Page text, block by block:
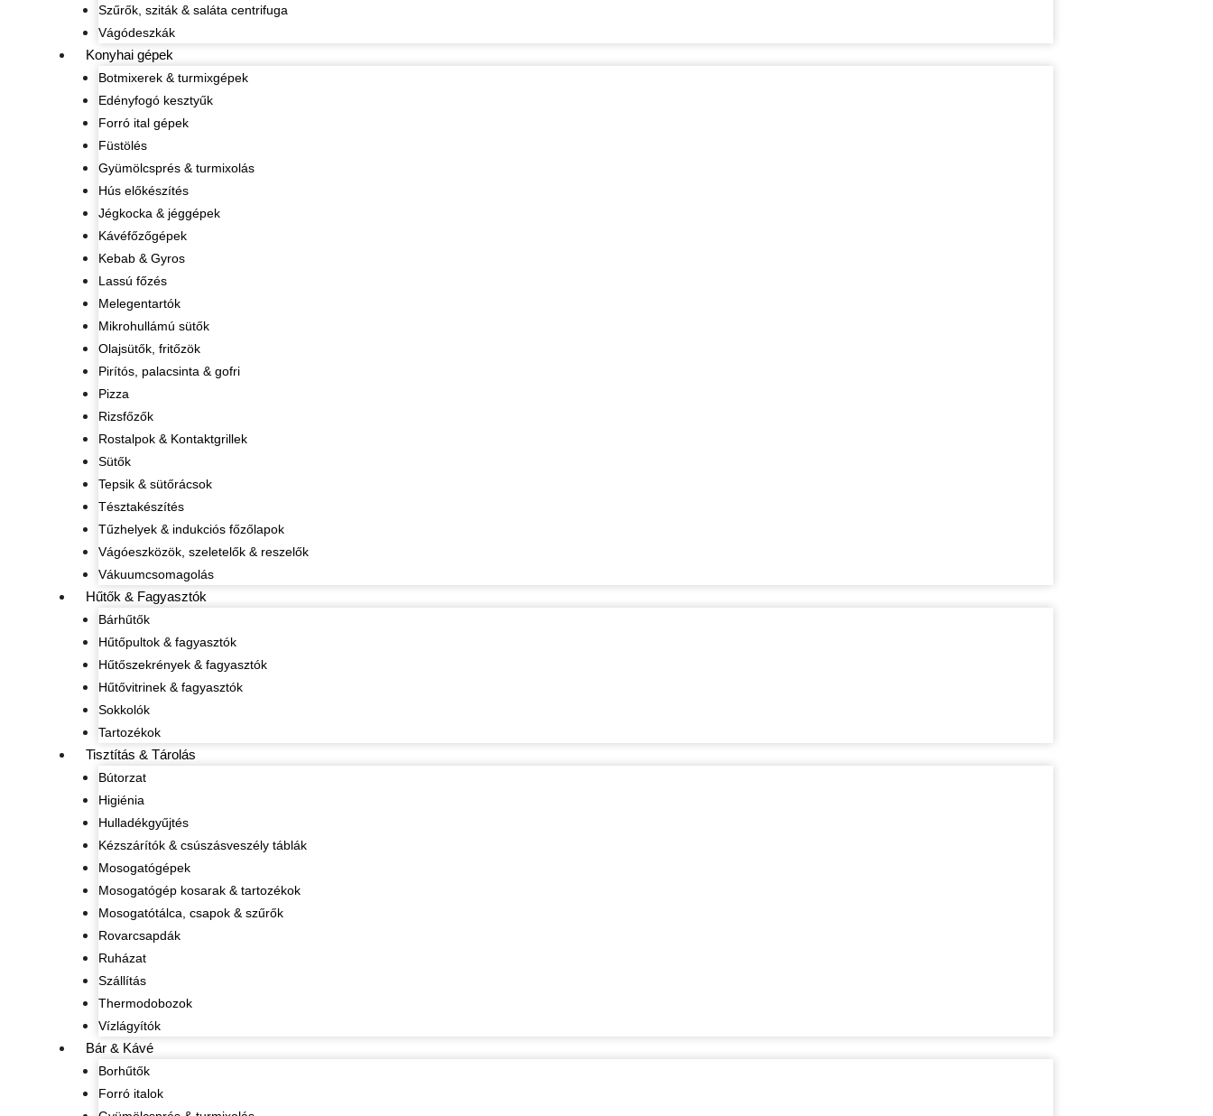
Szűrők, sziták & saláta centrifuga
Vágódeszkák
Konyhai gépek
Botmixerek & turmixgépek
Edényfogó kesztyűk
Forró ital gépek
Füstölés
Gyümölcsprés & turmixolás
Hús előkészítés
Jégkocka & jéggépek
Kávéfőzőgépek
Kebab & Gyros
Lassú főzés
Melegentartók
Mikrohullámú sütők
Olajsütők, fritőzök
Pirítós, palacsinta & gofri
Pizza
Rizsfőzők
Rostalpok & Kontaktgrillek
Sütők
Tepsik & sütőrácsok
Tésztakészítés
Tűzhelyek & indukciós főzőlapok
Vágóeszközök, szeletelők & reszelők
Vákuumcsomagolás
Hűtők & Fagyasztók
Bárhűtők
Hűtőpultok & fagyasztók
Hűtőszekrények & fagyasztók
Hűtővitrinek & fagyasztók
Sokkolók
Tartozékok
Tisztítás & Tárolás
Bútorzat
Higiénia
Hulladékgyűjtés
Kézszárítók & csúszásveszély táblák
Mosogatógépek
Mosogatógép kosarak & tartozékok
Mosogatótálca, csapok & szűrők
Rovarcsapdák
Ruházat
Szállítás
Thermodobozok
Vízlágyítók
Bár & Kávé
Borhűtők
Forró italok